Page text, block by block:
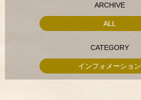
ARCHIVE
ALL
CATEGORY
インフォメーション